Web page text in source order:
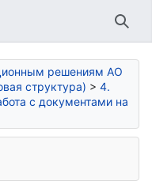
решениям АО
структура) > 4.
с документами на